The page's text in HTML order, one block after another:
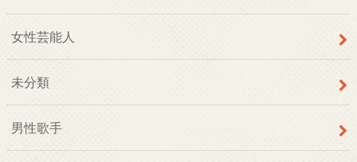
女性芸能人
未分類
男性歌手